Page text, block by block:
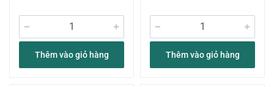
Thêm vào giỏ hàng Thêm vào giỏ hàng